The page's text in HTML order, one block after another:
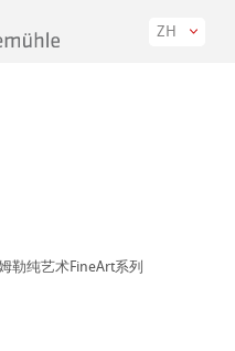
ZH
勒纯艺术FineArt系列